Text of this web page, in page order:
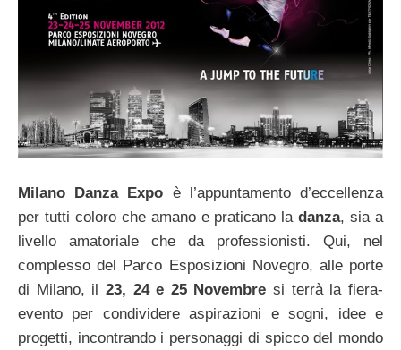
Milano Danza Expo è l’appuntamento d’eccellenza
per tutti coloro che amano e praticano la danza, sia a
livello amatoriale che da professionisti. Qui, nel
complesso del Parco Esposizioni Novegro, alle porte
di Milano, il 23, 24 e 25 Novembre si terrà la fiera-
evento per condividere aspirazioni e sogni, idee e
progetti, incontrando i personaggi di spicco del mondo